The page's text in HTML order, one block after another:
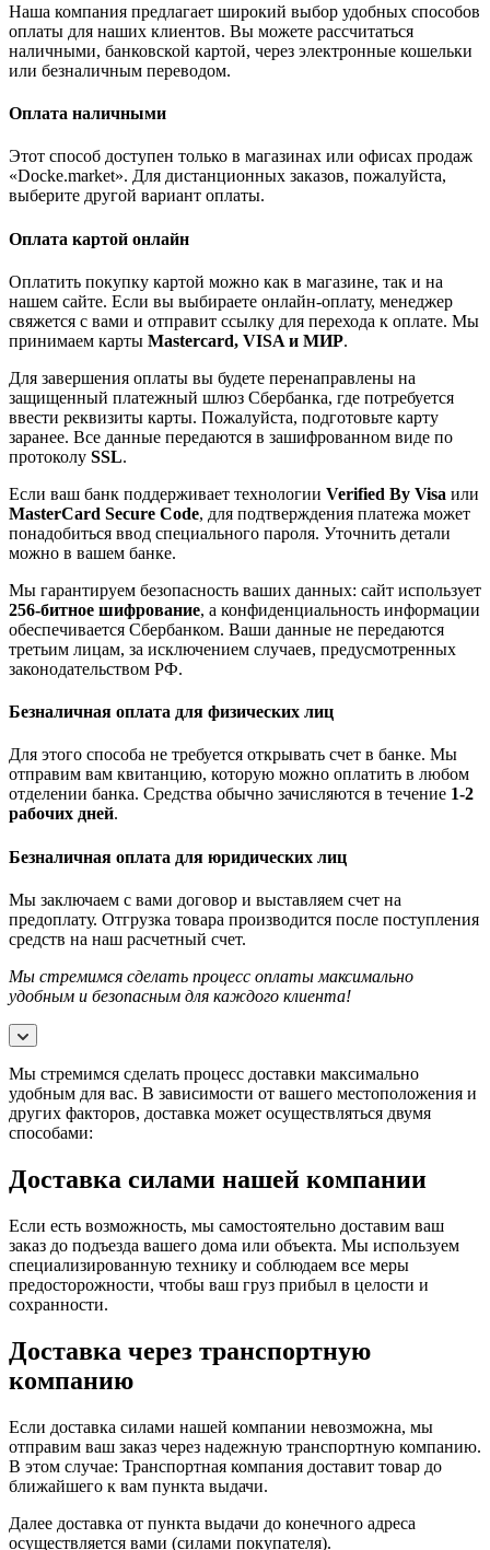
Наша компания предлагает широкий выбор удобных способов
оплаты для наших клиентов. Вы можете рассчитаться
наличными, банковской картой, через электронные кошельки
или безналичным переводом.
Оплата наличными
Этот способ доступен только в магазинах или офисах продаж
«Docke.market». Для дистанционных заказов, пожалуйста,
выберите другой вариант оплаты.
Оплата картой онлайн
Оплатить покупку картой можно как в магазине, так и на
нашем сайте. Если вы выбираете онлайн-оплату, менеджер
свяжется с вами и отправит ссылку для перехода к оплате. Мы
принимаем карты Mastercard, VISA и МИР.
Для завершения оплаты вы будете перенаправлены на
защищенный платежный шлюз Сбербанка, где потребуется
ввести реквизиты карты. Пожалуйста, подготовьте карту
заранее. Все данные передаются в зашифрованном виде по
протоколу SSL.
Если ваш банк поддерживает технологии Verified By Visa или
MasterCard Secure Code, для подтверждения платежа может
понадобиться ввод специального пароля. Уточнить детали
можно в вашем банке.
Мы гарантируем безопасность ваших данных: сайт использует
256-битное шифрование, а конфиденциальность информации
обеспечивается Сбербанком. Ваши данные не передаются
третьим лицам, за исключением случаев, предусмотренных
законодательством РФ.
Безналичная оплата для физических лиц
Для этого способа не требуется открывать счет в банке. Мы
отправим вам квитанцию, которую можно оплатить в любом
отделении банка. Средства обычно зачисляются в течение 1-2
рабочих дней.
Безналичная оплата для юридических лиц
Мы заключаем с вами договор и выставляем счет на
предоплату. Отгрузка товара производится после поступления
средств на наш расчетный счет.
Мы стремимся сделать процесс оплаты максимально
удобным и безопасным для каждого клиента!
Мы стремимся сделать процесс доставки максимально
удобным для вас. В зависимости от вашего местоположения и
других факторов, доставка может осуществляться двумя
способами:
Доставка силами нашей компании
Если есть возможность, мы самостоятельно доставим ваш
заказ до подъезда вашего дома или объекта. Мы используем
специализированную технику и соблюдаем все меры
предосторожности, чтобы ваш груз прибыл в целости и
сохранности.
Доставка через транспортную
компанию
Если доставка силами нашей компании невозможна, мы
отправим ваш заказ через надежную транспортную компанию.
В этом случае: Транспортная компания доставит товар до
ближайшего к вам пункта выдачи.
Далее доставка от пункта выдачи до конечного адреса
осуществляется вами (силами покупателя).